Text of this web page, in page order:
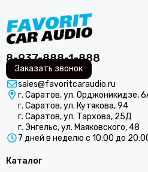
8-937-888-1-888
Заказать звонок
sales@favoritcaraudio.ru
г. Саратов, ул. Орджоникидзе,
г. Саратов, ул. Кутякова, 94
г. Саратов, ул. Тархова, 25Д
г. Энгельс, ул. Маяковского, 48
7 дней в неделю с 10:00 до
Каталог